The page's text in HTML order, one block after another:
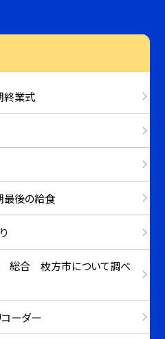
業式
後の給食
合 枚方市について調べ
ーダー